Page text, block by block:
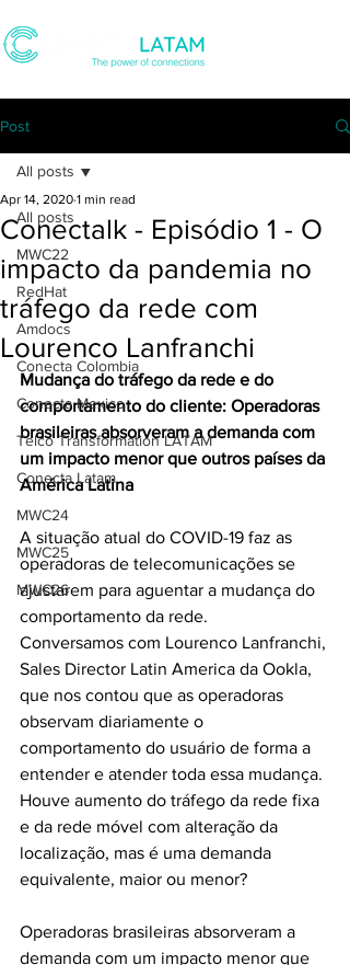
Post
All posts
MWC22
RedHat
Amdocs
Conecta Colombia
Conecta Mexico
Telco Transformation LATAM
Conecta Latam
MWC24
MWC25
MWC26
All posts
Conectalk - Episódio 1 - O
impacto da pandemia no
tráfego da rede com
Lourenco Lanfranchi
Apr 14, 2020 1 min read
Mudança do tráfego da rede e do
comportamento do cliente: Operadoras
brasileiras absorveram a demanda com
um impacto menor que outros países da
América Latina
A situação atual do COVID-19 faz as
operadoras de telecomunicações se
ajustarem para aguentar a mudança do
comportamento da rede.
Conversamos com Lourenco Lanfranchi,
Sales Director Latin America da Ookla,
que nos contou que as operadoras
observam diariamente o
comportamento do usuário de forma a
entender e atender toda essa mudança.
Houve aumento do tráfego da rede fixa
e da rede móvel com alteração da
localização, mas é uma demanda
equivalente, maior ou menor?
Operadoras brasileiras absorveram a
demanda com um impacto menor que